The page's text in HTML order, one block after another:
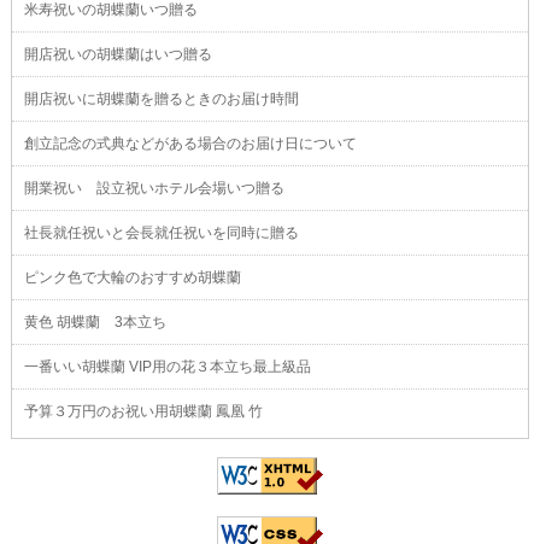
米寿祝いの胡蝶蘭いつ贈る
開店祝いの胡蝶蘭はいつ贈る
開店祝いに胡蝶蘭を贈るときのお届け時間
創立記念の式典などがある場合のお届け日について
開業祝い 設立祝いホテル会場いつ贈る
社長就任祝いと会長就任祝いを同時に贈る
ピンク色で大輪のおすすめ胡蝶蘭
黄色 胡蝶蘭 3本立ち
一番いい胡蝶蘭 VIP用の花３本立ち最上級品
予算３万円のお祝い用胡蝶蘭 鳳凰 竹